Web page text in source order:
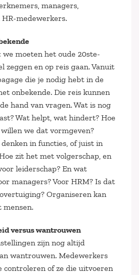
managers,
medewerkers.
moeten het oude 20ste-
zeggen en op reis gaan. Vanuit
die je nodig hebt in de
onbekende. Die reis kunnen
hand van vragen. Wat is nog
Wat helpt, wat hindert? Hoe
we dat vormgeven?
in functies, of juist in
zit het met volgerschap, en
leiderschap? En wat
managers? Voor HRM? Is dat
Organiseren kan
mensen.
versus wantrouwen
zijn nog altijd
wantrouwen. Medewerkers
controleren of ze die uitvoeren